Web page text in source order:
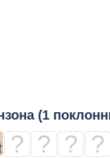
(1
? ? ? ?